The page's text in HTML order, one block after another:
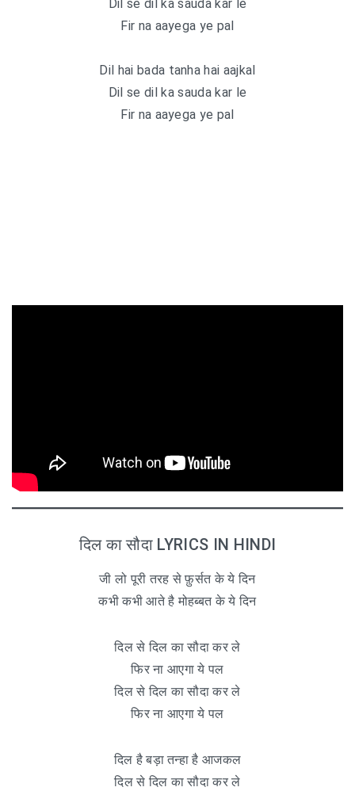
Dil se dil ka sauda kar le
Fir na aayega ye pal
Dil hai bada tanha hai aajkal
Dil se dil ka sauda kar le
Fir na aayega ye pal
दिल का सौदा LYRICS IN HINDI
जी लो पूरी तरह से फ़ुर्सत के ये दिन
कभी कभी आते है मोहब्बत के ये दिन
दिल से दिल का सौदा कर ले
फिर ना आएगा ये पल
दिल से दिल का सौदा कर ले
फिर ना आएगा ये पल
दिल है बड़ा तन्हा है आजकल
दिल से दिल का सौदा कर ले